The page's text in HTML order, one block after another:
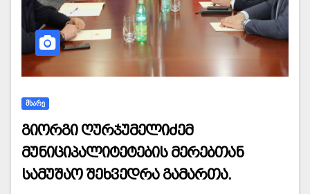
ᲛᲮᲐᲠᲔ
გიორგი ღურჯუმელიძემ
მუნიციპალიტეტების მერებთან
სამუშაო შეხვედრა გამართა.